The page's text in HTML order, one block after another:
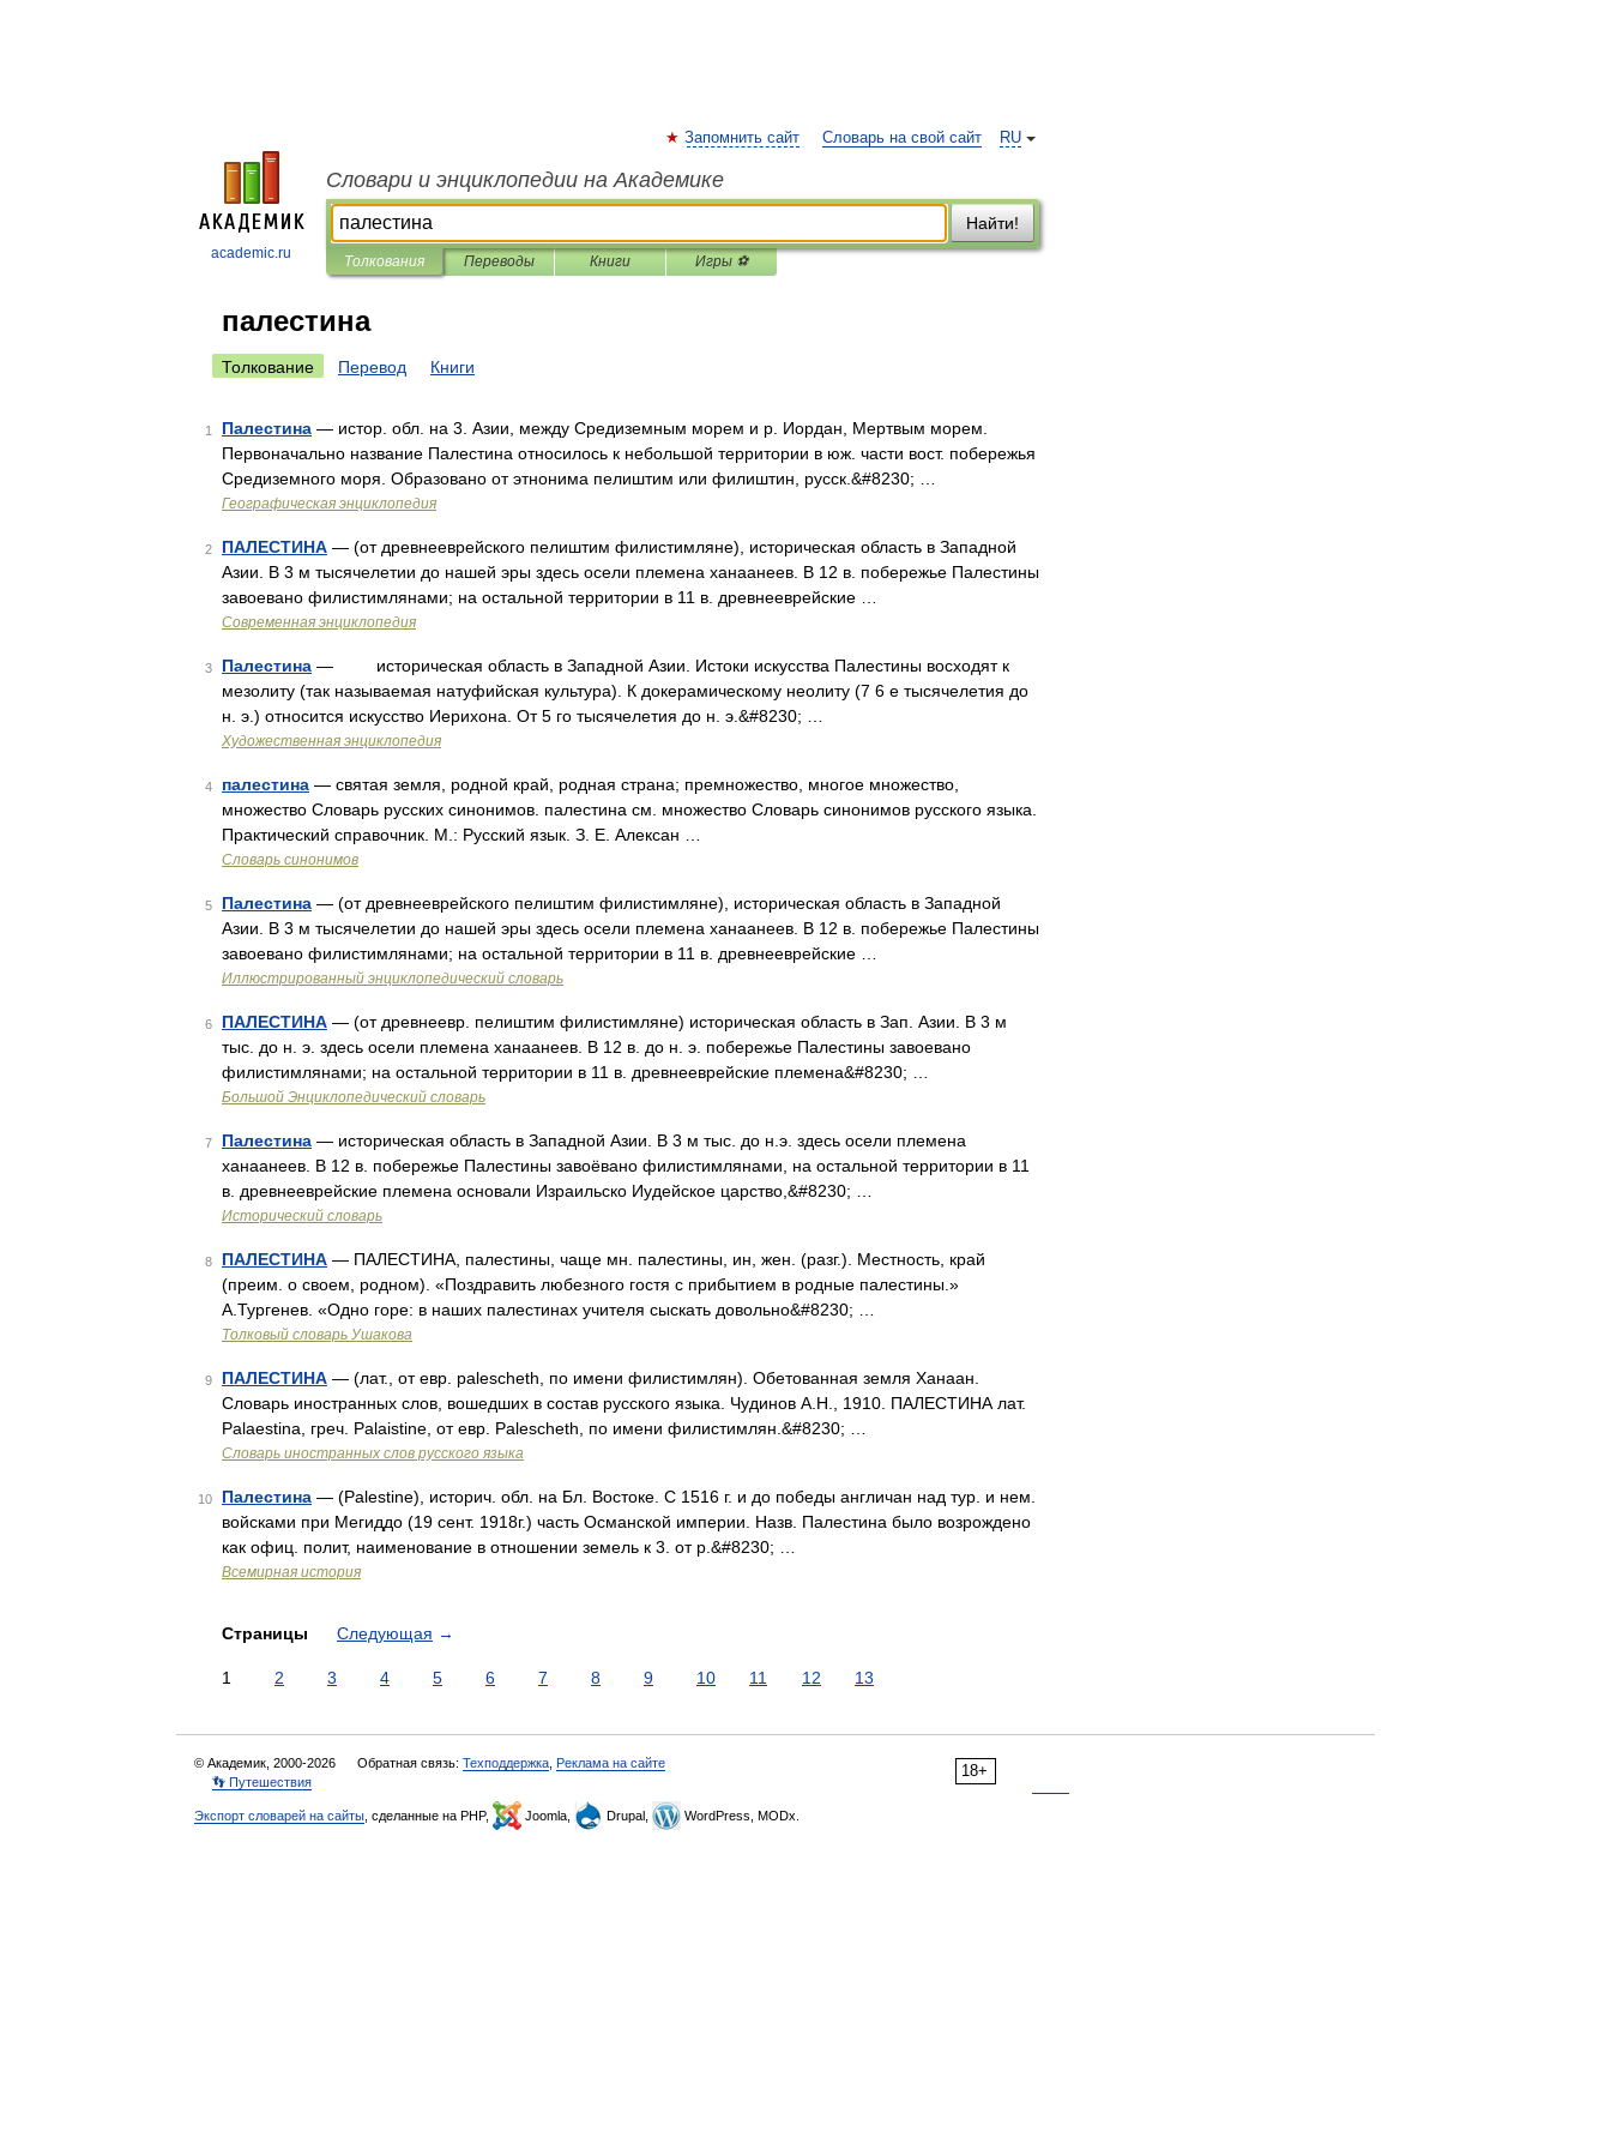
academic.ru
RU
Запомнить сайт Словарь на свой сайт
Словари и энциклопедии на Академике
Найти!
Толкования Переводы Книги Игры ⚽
палестина
Толкование Перевод Книги
1 Палестина — истор. обл. на 3. Азии, между Средиземным морем и р. Иордан, Мертвым морем.
Первоначально название Палестина относилось к небольшой территории в юж. части вост. побережья
Средиземного моря. Образовано от этнонима пелиштим или филиштин, русск.&#8230; …
Географическая энциклопедия
2 ПАЛЕСТИНА — (от древнееврейского пелиштим филистимляне), историческая область в Западной
Азии. В 3 м тысячелетии до нашей эры здесь осели племена ханаанеев. В 12 в. побережье Палестины
завоевано филистимлянами; на остальной территории в 11 в. древнееврейские …
Современная энциклопедия
3 Палестина — историческая область в Западной Азии. Истоки искусства Палестины восходят к
мезолиту (так называемая натуфийская культура). К докерамическому неолиту (7 6 е тысячелетия до
н. э.) относится искусство Иерихона. От 5 го тысячелетия до н. э.&#8230; …
Художественная энциклопедия
4 палестина — святая земля, родной край, родная страна; премножество, многое множество,
множество Словарь русских синонимов. палестина см. множество Словарь синонимов русского языка.
Практический справочник. М.: Русский язык. З. Е. Алексан …
Словарь синонимов
5 Палестина — (от древнееврейского пелиштим филистимляне), историческая область в Западной
Азии. В 3 м тысячелетии до нашей эры здесь осели племена ханаанеев. В 12 в. побережье Палестины
завоевано филистимлянами; на остальной территории в 11 в. древнееврейские …
Иллюстрированный энциклопедический словарь
6 ПАЛЕСТИНА — (от древнеевр. пелиштим филистимляне) историческая область в Зап. Азии. В 3 м
тыс. до н. э. здесь осели племена ханаанеев. В 12 в. до н. э. побережье Палестины завоевано
филистимлянами; на остальной территории в 11 в. древнееврейские племена&#8230; …
Большой Энциклопедический словарь
7 Палестина — историческая область в Западной Азии. В 3 м тыс. до н.э. здесь осели племена
ханаанеев. В 12 в. побережье Палестины завоёвано филистимлянами, на остальной территории в 11
в. древнееврейские племена основали Израильско Иудейское царство,&#8230; …
Исторический словарь
8 ПАЛЕСТИНА — ПАЛЕСТИНА, палестины, чаще мн. палестины, ин, жен. (разг.). Местность, край
(преим. о своем, родном). «Поздравить любезного гостя с прибытием в родные палестины.»
А.Тургенев. «Одно горе: в наших палестинах учителя сыскать довольно&#8230; …
Толковый словарь Ушакова
9 ПАЛЕСТИНА — (лат., от евр. palescheth, по имени филистимлян). Обетованная земля Ханаан.
Словарь иностранных слов, вошедших в состав русского языка. Чудинов А.Н., 1910. ПАЛЕСТИНА лат.
Palaestina, греч. Palaistine, от евр. Palescheth, по имени филистимлян.&#8230; …
Словарь иностранных слов русского языка
10 Палестина — (Palestine), историч. обл. на Бл. Востоке. С 1516 г. и до победы англичан над тур. и нем.
войсками при Мегиддо (19 сент. 1918г.) часть Османской империи. Назв. Палестина было возрождено
как офиц. полит, наименование в отношении земель к 3. от р.&#8230; …
Всемирная история
Страницы Следующая →
1 2 3 4 5 6 7 8 9 10 11 12 13
18+
© Академик, 2000-2026 Обратная связь: Техподдержка Реклама на сайте
👣 Путешествия
Экспорт словарей на сайты , сделанные на PHP, Joomla, Drupal, WordPress, MODx.